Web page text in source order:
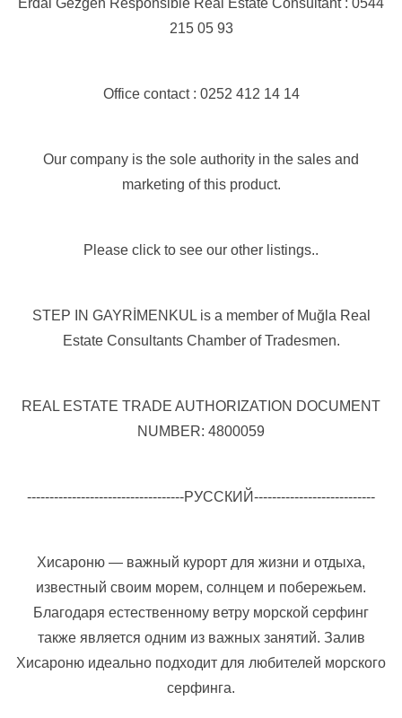
Erdal Gezgen Responsible Real Estate Consultant : 0544
215 05 93
Office contact : 0252 412 14 14
Our company is the sole authority in the sales and
marketing of this product.
Please click to see our other listings..
STEP IN GAYRİMENKUL is a member of Muğla Real
Estate Consultants Chamber of Tradesmen.
REAL ESTATE TRADE AUTHORIZATION DOCUMENT
NUMBER: 4800059
-----------------------------------РУССКИЙ---------------------------
Хисароню — важный курорт для жизни и отдыха,
известный своим морем, солнцем и побережьем.
Благодаря естественному ветру морской серфинг
также является одним из важных занятий. Залив
Хисароню идеально подходит для любителей морского
серфинга.